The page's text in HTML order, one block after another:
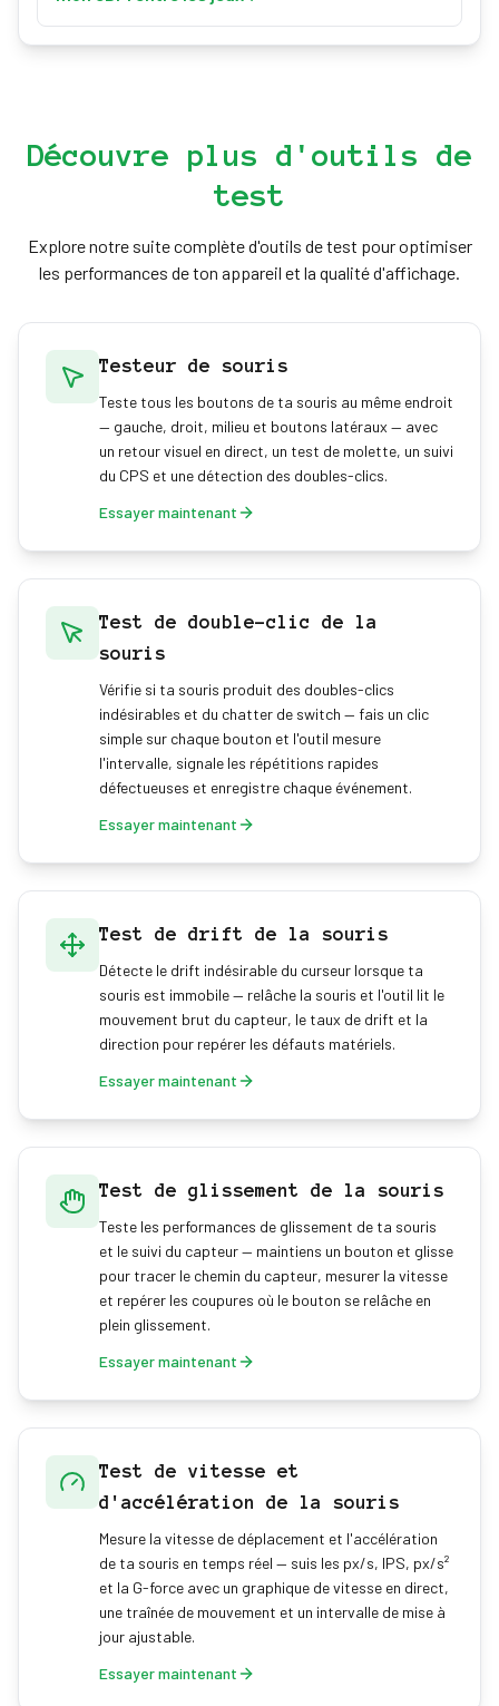
lunette et accélération intégrée. Cela affecte plus la
produit des vitesses de rotation très différentes.
Convertir via le yaw / cm/360 est la bonne méthode
Découvre plus d'outils de
test
Explore notre suite complète d'outils de test pour optimiser
les performances de ton appareil et la qualité d'affichage.
Testeur de souris
Teste tous les boutons de ta souris au même endroit
— gauche, droit, milieu et boutons latéraux — avec
un retour visuel en direct, un test de molette, un suivi
du CPS et une détection des doubles-clics.
Essayer maintenant
Test de double-clic de la
souris
Vérifie si ta souris produit des doubles-clics
indésirables et du chatter de switch — fais un clic
simple sur chaque bouton et l'outil mesure
l'intervalle, signale les répétitions rapides
défectueuses et enregistre chaque événement.
Essayer maintenant
Test de drift de la souris
Détecte le drift indésirable du curseur lorsque ta
souris est immobile — relâche la souris et l'outil lit le
mouvement brut du capteur, le taux de drift et la
direction pour repérer les défauts matériels.
Essayer maintenant
Test de glissement de la souris
Teste les performances de glissement de ta souris
et le suivi du capteur — maintiens un bouton et glisse
pour tracer le chemin du capteur, mesurer la vitesse
et repérer les coupures où le bouton se relâche en
plein glissement.
Essayer maintenant
Test de vitesse et
d'accélération de la souris
Mesure la vitesse de déplacement et l'accélération
de ta souris en temps réel — suis les px/s, IPS, px/s²
et la G-force avec un graphique de vitesse en direct,
une traînée de mouvement et un intervalle de mise à
jour ajustable.
Essayer maintenant